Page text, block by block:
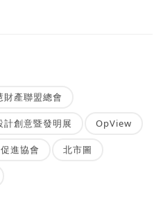
財產聯盟總會
計創意暨發明展 OpView
進協會 北市圖